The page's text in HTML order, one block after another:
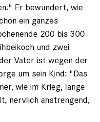
Er bewundert, wie
ein ganzes
200 bis 300
und zwei
Vater ist wegen der
um sein Kind: "Das
wie im Krieg, lange
nervlich anstrengend,